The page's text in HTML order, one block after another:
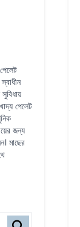
পেলেট
জন্য
মাছের